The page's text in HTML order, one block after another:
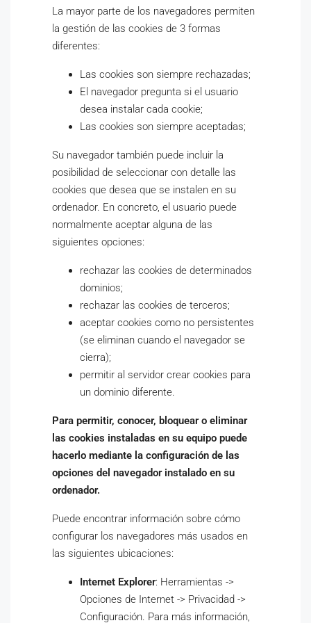
La mayor parte de los navegadores permiten
la gestión de las cookies de 3 formas
diferentes:
Las cookies son siempre rechazadas;
El navegador pregunta si el usuario
desea instalar cada cookie;
Las cookies son siempre aceptadas;
Su navegador también puede incluir la
posibilidad de seleccionar con detalle las
cookies que desea que se instalen en su
ordenador. En concreto, el usuario puede
normalmente aceptar alguna de las
siguientes opciones:
rechazar las cookies de determinados
dominios;
rechazar las cookies de terceros;
aceptar cookies como no persistentes
(se eliminan cuando el navegador se
cierra);
permitir al servidor crear cookies para
un dominio diferente.
Para permitir, conocer, bloquear o eliminar
las cookies instaladas en su equipo puede
hacerlo mediante la configuración de las
opciones del navegador instalado en su
ordenador.
Puede encontrar información sobre cómo
configurar los navegadores más usados en
las siguientes ubicaciones:
Internet Explorer: Herramientas ->
Opciones de Internet -> Privacidad ->
Configuración. Para más información,